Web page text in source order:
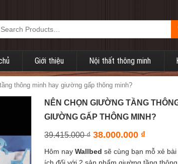
Giới thiệu Nội thất thông minh
thông minh hay giường gấp thông minh?
NÊN CHỌN GIƯỜNG TẦNG
GIƯỜNG GẤP THÔNG MINH?
39.415.000₫ 38.000.000 ₫
Hôm nayWallbed sẽ cùng bạn mỗ xẻ